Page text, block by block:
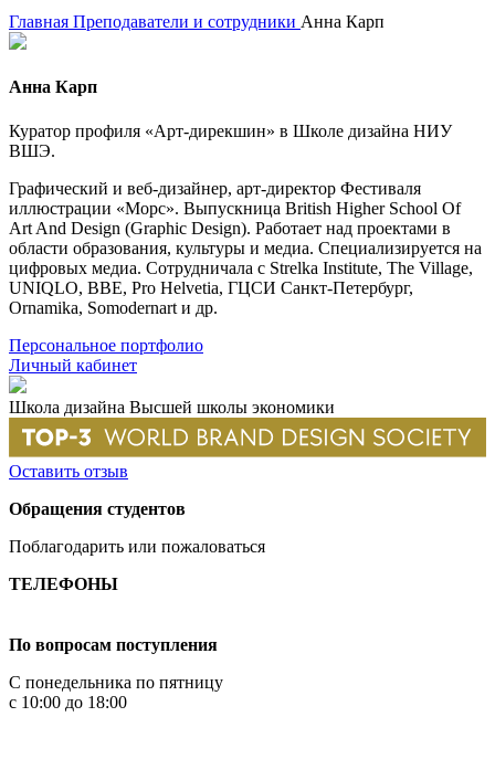
Главная Преподаватели и сотрудники Анна Карп
Анна Карп
Куратор профиля «Арт-дирекшин» в Школе дизайна НИУ
ВШЭ.
Графический и веб-дизайнер, арт-директор Фестиваля
иллюстрации «Морс». Выпускница British Higher School Of
Art And Design (Graphic Design). Работает над проектами в
области образования, культуры и медиа. Специализируется на
цифровых медиа. Сотрудничала с Strelka Institute, The Village,
UNIQLO, BBE, Pro Helvetia, ГЦСИ Санкт-Петербург,
Ornamika, Somodernart и др.
Персональное портфолио
Личный кабинет
Школа дизайна Высшей школы экономики
Оставить отзыв
Обращения студентов
Поблагодарить или пожаловаться
ТЕЛЕФОНЫ
По вопросам поступления
С понедельника по пятницу
с 10:00 до 18:00